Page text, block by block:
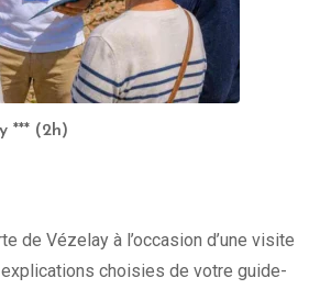
*** (2h)
de Vézelay à l’occasion d’une visite
choisies de votre guide-